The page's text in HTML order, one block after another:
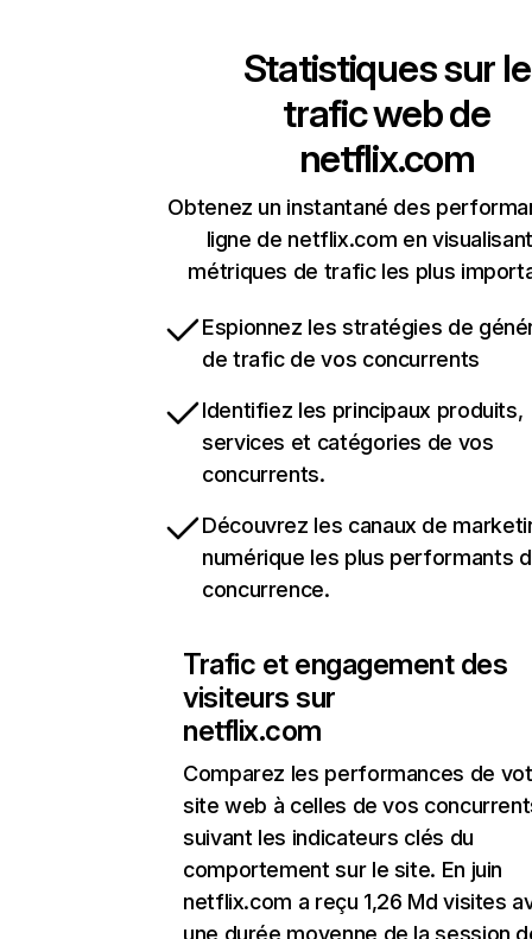
Statistiques sur le
trafic web de
netflix.com
Obtenez un instantané des
ligne de netflix.com en
métriques de trafic les plus
Espionnez les stratégies de
de trafic de vos concurrents
Identifiez les principaux produits,
services et catégories de vos
concurrents.
Découvrez les canaux de
numérique les plus performants
concurrence.
Trafic et engagement des
visiteurs sur
netflix.com
Comparez les performances de
site web à celles de vos
suivant les indicateurs clés du
comportement sur le site. En juin
netflix.com a reçu 1,26 Md visites
une durée moyenne de la session